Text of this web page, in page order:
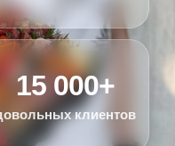
15 000+
клиентов